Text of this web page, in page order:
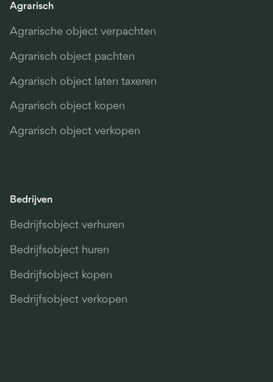
Agrarisch
Agrarische object verpachten
Agrarisch object pachten
Agrarisch object laten taxeren
Agrarisch object kopen
Agrarisch object verkopen
Bedrijven
Bedrijfsobject verhuren
Bedrijfsobject huren
Bedrijfsobject kopen
Bedrijfsobject verkopen